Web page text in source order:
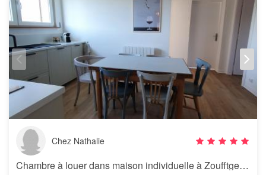
Chez Nathalie
Chambre à louer dans maison individuelle à Zoufftgen (FR) - Colocation